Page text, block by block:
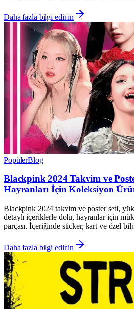
Daha fazla bilgi edinin
PopülerBlog
Blackpink 2024 Takvim ve
Hayranları İçin Koleksiyon
Blackpink 2024 takvim ve poster seti,
detaylı içeriklerle dolu, hayranlar için
parçası. İçeriğinde sticker, kart ve özel
Daha fazla bilgi edinin